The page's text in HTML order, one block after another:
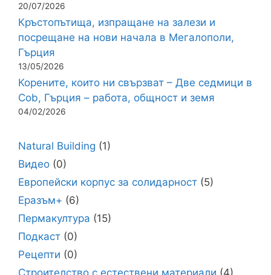
20/07/2026
Кръстопътища, изпращане на залези и
посрещане на нови начала в Мегалополи,
Гърция
13/05/2026
Корените, които ни свързват – Две седмици в
Cob, Гърция – работа, общност и земя
04/02/2026
Natural Building (1)
Видео (0)
Европейски корпус за солидарност (5)
Еразъм+ (6)
Пермакултура (15)
Подкаст (0)
Рецепти (0)
Строителство с естествени материали (4)